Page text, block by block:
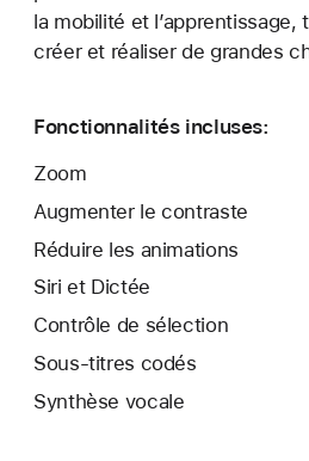
la mobilité et
créer et réaliser de grandes
Fonction­nalités incluses:
Zoom
Augmenter le contraste
Réduire les animations
Siri et Dictée
Contrôle de sélection
Sous‑titres codés
Synthèse vocale